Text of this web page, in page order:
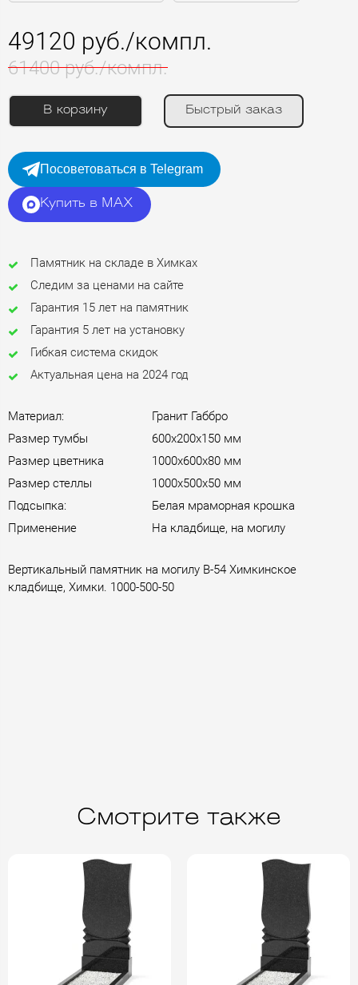
49120 руб./компл.
61400 руб./компл.
В корзину Быстрый заказ
Посоветоваться в Telegram
Купить в MAX
Памятник на складе в Химках
Следим за ценами на сайте
Гарантия 15 лет на памятник
Гарантия 5 лет на установку
Гибкая система скидок
Актуальная цена на 2024 год
Материал:
Гранит Габбро
Размер тумбы
600х200х150 мм
Размер цветника
1000х600х80 мм
Размер стеллы
1000х500х50 мм
Подсыпка:
Белая мраморная крошка
Применение
На кладбище, на могилу
Вертикальный памятник на могилу B-54 Химкинское
кладбище, Химки. 1000-500-50
Смотрите также